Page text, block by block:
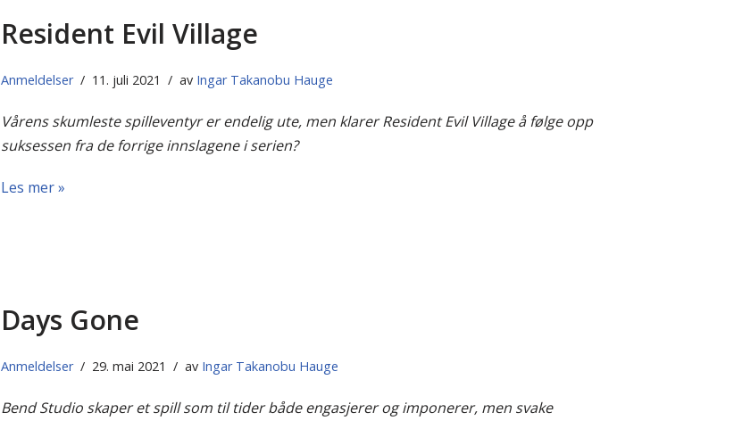
Resident Evil Village
Anmeldelser 11. juli 2021 av Ingar Takanobu Hauge
Vårens skumleste spilleventyr er endelig ute, men klarer Resident Evil Village å følge opp
suksessen fra de forrige innslagene i serien?
Les mer »
Days Gone
Anmeldelser 29. mai 2021 av Ingar Takanobu Hauge
Bend Studio skaper et spill som til tider både engasjerer og imponerer, men svake